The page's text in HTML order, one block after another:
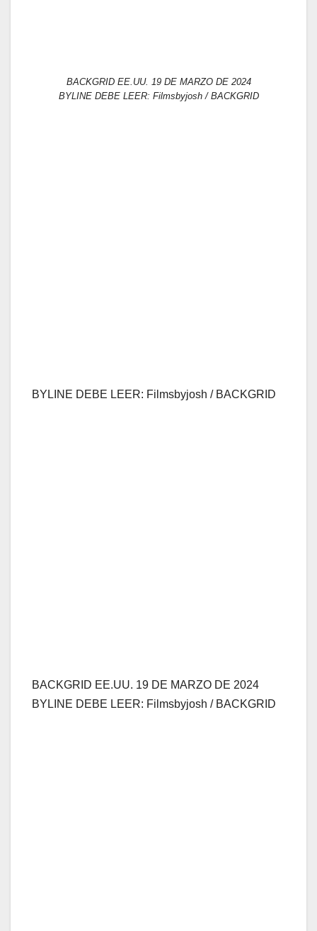
BACKGRID EE.UU. 19 DE MARZO DE 2024
BYLINE DEBE LEER: Filmsbyjosh / BACKGRID
BYLINE DEBE LEER: Filmsbyjosh / BACKGRID
BACKGRID EE.UU. 19 DE MARZO DE 2024
BYLINE DEBE LEER: Filmsbyjosh / BACKGRID